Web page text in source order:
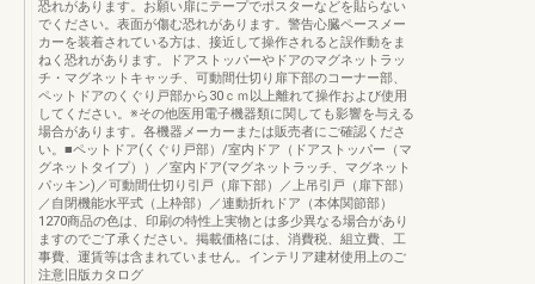
恐れがあります。お願い扉にテープでポスターなどを貼らない
でください。表面が傷む恐れがあります。警告心臓ペースメー
カーを装着されている方は、接近して操作されると誤作動をま
ねく恐れがあります。ドアストッパーやドアのマグネットラッ
チ・マグネットキャッチ、可動間仕切り扉下部のコーナー部、
ペットドアのくぐり戸部から30ｃｍ以上離れて操作および使用
してください。※その他医用電子機器類に関しても影響を与える
場合があります。各機器メーカーまたは販売者にご確認くださ
い。■ペットドア(くぐり戸部）/室内ドア（ドアストッパー（マ
グネットタイプ））／室内ドア(マグネットラッチ、マグネット
パッキン)／可動間仕切り引戸（扉下部）／上吊引戸（扉下部）
／自閉機能水平式（上枠部）／連動折れドア（本体関節部）
1270商品の色は、印刷の特性上実物とは多少異なる場合があり
ますのでご了承ください。掲載価格には、消費税、組立費、工
事費、運賃等は含まれていません。インテリア建材使用上のご
注意旧版カタログ